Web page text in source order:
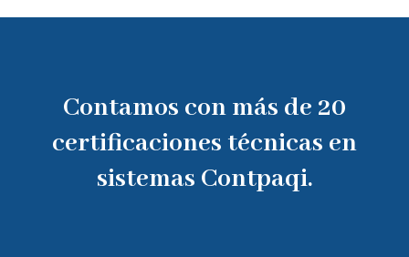
Contamos con más de 20
certificaciones técnicas en
sistemas Contpaqi.